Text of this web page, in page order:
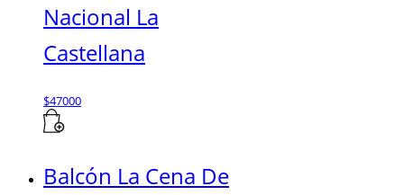
Nacional La
Castellana
$47000
Balcón La Cena De